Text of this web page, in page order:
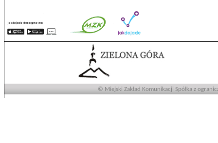
© Miejski Zakład Komunikacji Spółka z